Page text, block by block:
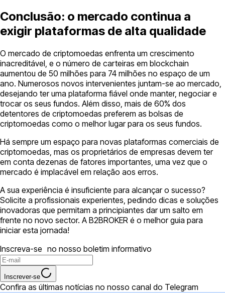
Conclusão: o mercado continua a
exigir plataformas de alta qualidade
O mercado de criptomoedas enfrenta um crescimento
inacreditável, e o número de carteiras em blockchain
aumentou de 50 milhões para 74 milhões no espaço de um
ano. Numerosos novos intervenientes juntam-se ao mercado,
desejando ter uma plataforma fiável onde manter, negociar e
trocar os seus fundos. Além disso, mais de 60% dos
detentores de criptomoedas preferem as bolsas de
criptomoedas como o melhor lugar para os seus fundos.
Há sempre um espaço para novas plataformas comerciais de
criptomoedas, mas os proprietários de empresas devem ter
em conta dezenas de fatores importantes, uma vez que o
mercado é implacável em relação aos erros.
A sua experiência é insuficiente para alcançar o sucesso?
Solicite a profissionais experientes, pedindo dicas e soluções
inovadoras que permitam a principiantes dar um salto em
frente no novo sector. A B2BROKER é o melhor guia para
iniciar esta jornada!
Inscreva-se no nosso boletim informativo
Inscrever-se
Confira as últimas notícias no nosso canal do Telegram